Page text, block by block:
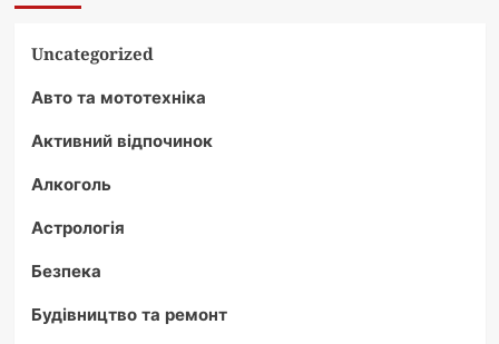
Uncategorized
Авто та мототехніка
Активний відпочинок
Алкоголь
Астрологія
Безпека
Будівництво та ремонт